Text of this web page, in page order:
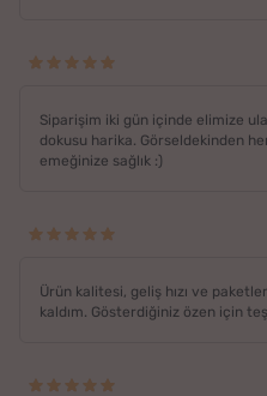
Siparişim iki gün içinde elimize
dokusu harika. Görseldekinden
emeğinize sağlık :)
Ürün kalitesi, geliş hızı ve
kaldım. Gösterdiğiniz özen için